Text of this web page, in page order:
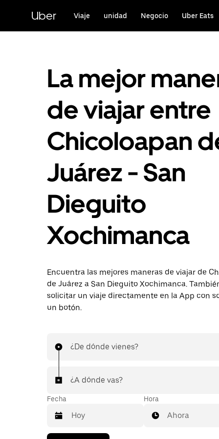
contenido
principal
Uber Viaje unidad Negocio Uber Eats
La mejor
de viajar entre
Chicoloapan
Juárez - San
Dieguito
Xochimanca
Encuentra las mejores maneras de viajar de
de Juárez a San Dieguito Xochimanca.
solicitar un viaje directamente en la App con
un botón.
¿De dónde vienes?
¿A dónde vas?
Fecha Hora
Ahora